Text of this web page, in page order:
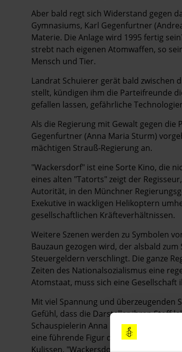
Aber bald regt sich Widerstand gegen
Gymnasiums, Karl Gegenfurtner
Materie. Die Anlage wird 1995 fertig
strebt nach eigenen Atomwaffen, so
Mensch und Tier.
Landrat Schuierer gerät bald zwischen
stellt, kündigen ihm die Parteifreunde
gefallen lassen, gefährliche
Als die Regierung mit Gewalt gegen
Gegenfurtner (Anna Maria Sturm)
mächtigen Strauß-Regierung an.
"Wackersdorf" ist eine Sorte Kino, die
eines alten "Tatorts" zeigt der
Autorität, in den Münchner
Exekutive in wackligen Helikoptern
gesellschaftlichen Kräfteverhältnissen.
Weitere Szenen werden zu Symbolen
Bauzaun gezogen wird, der alsbald
Steuergeldern verschlingt. Die ganze
Zeiten des Nationalsozialismus eine
Atomstaat, muss sich eine
Mit viel Spannung und überzeugenden
Gefühl, dass die Darsteller ihren Stoff
Schauspielerin Anna Maria Sturm als
eine führende Figur des WAA-
Kulissen. "Wackersdorf" – ein